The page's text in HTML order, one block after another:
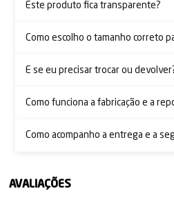
Este produto fica transparente?
Como escolho o tamanho correto
E se eu precisar trocar ou
Como funciona a fabricação e a
Como acompanho a entrega e a